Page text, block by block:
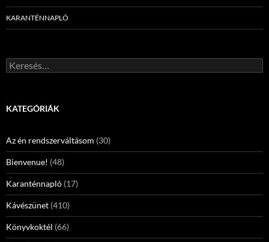
KARANTÉNNAPLÓ
Keresés:
KATEGÓRIÁK
Az én rendszerváltásom (30)
Bienvenue! (48)
Karanténnapló (17)
Kávészünet (410)
Könyvkoktél (66)